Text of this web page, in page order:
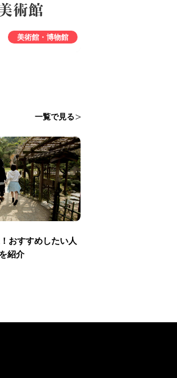
美術館・博物館
一覧で見る
おすすめしたい人
紹介